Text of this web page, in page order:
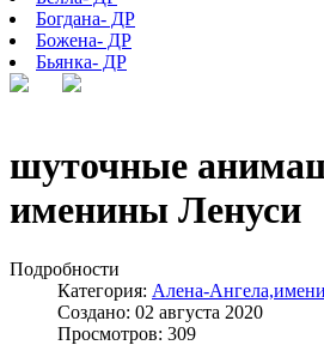
Богдана- ДР
Божена- ДР
Бьянка- ДР
шуточные
именины Ленуси
Подробности
Категория: Алена-
Создано: 02 августа 2020
Просмотров: 309